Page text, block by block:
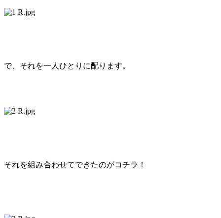
で、それを一人ひとりに配ります。
それを組み合わせてできたのがコチラ！